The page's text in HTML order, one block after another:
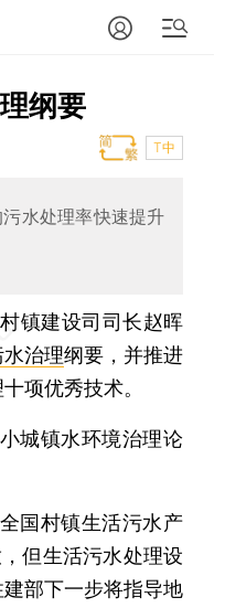
纲要
T中
水处理率快速提升
镇建设司司长赵晖
治理纲要，并推进
项优秀技术。
城镇水环境治理论
国村镇生活污水产
但生活污水处理设
部下一步将指导地